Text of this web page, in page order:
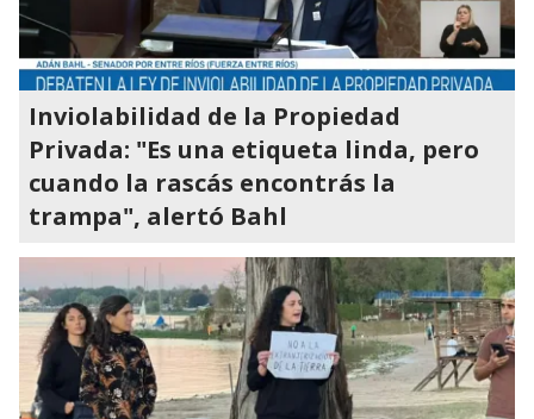
Inviolabilidad de la Propiedad
Privada: "Es una etiqueta linda, pero
cuando la rascás encontrás la
trampa", alertó Bahl